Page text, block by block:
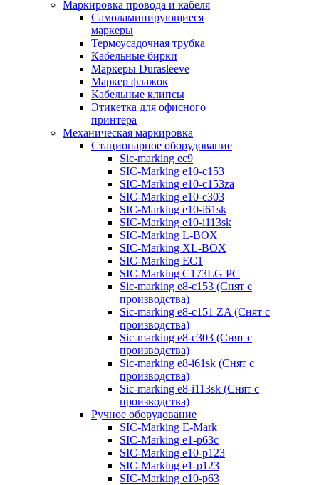
Маркировка провода и кабеля
Самоламинирующиеся
маркеры
Термоусадочная трубка
Кабельные бирки
Маркеры Durasleeve
Маркер флажок
Кабельные клипсы
Этикетка для офисного
принтера
Механическая маркировка
Стационарное оборудование
Sic-marking ec9
SIC-Marking e10-c153
SIC-Marking e10-c153za
SIC-Marking e10-c303
SIC-Marking e10-i61sk
SIC-Marking e10-i113sk
SIC-Marking L-BOX
SIC-Marking XL-BOX
SIC-Marking EC1
SIC-Marking C173LG PC
Sic-marking e8-c153 (Снят с
производства)
Sic-marking e8-c151 ZA (Снят с
производства)
Sic-marking e8-c303 (Снят с
производства)
Sic-marking e8-i61sk (Снят с
производства)
Sic-marking e8-i113sk (Снят с
производства)
Ручное оборудование
SIC-Marking E-Mark
SIC-Marking e1-p63с
SIC-Marking e10-p123
SIC-Marking e1-p123
SIC-Marking e10-p63